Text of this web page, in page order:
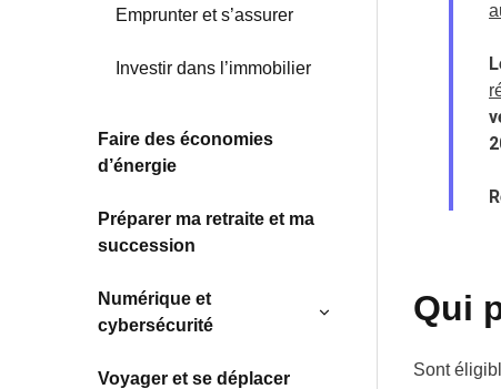
Emprunter et s’assurer
Investir dans l’immobilier
Faire des économies
d’énergie
Préparer ma retraite et ma
succession
Numérique et
cybersécurité
Voyager et se déplacer
Qui
Sont